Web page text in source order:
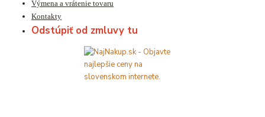
Výmena a vrátenie tovaru
Kontakty
Odstúpiť od zmluvy tu